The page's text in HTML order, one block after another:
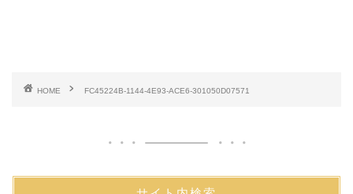
HOME FC45224B-1144-4E93-ACE6-301050D07571